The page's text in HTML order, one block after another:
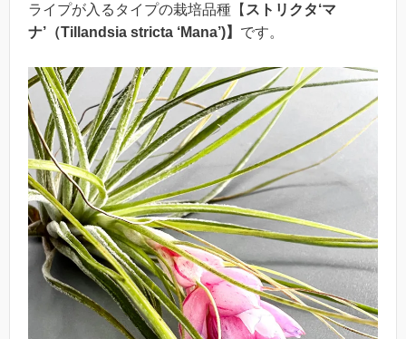
ライプが入るタイプの栽培品種【 ストリクタ‘マ
ナ’（Tillandsia stricta ‘Mana’)】 です。